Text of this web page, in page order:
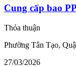
Cung cấp bao
Thỏa thuận
Phường Tân Tạo,
27/03/2026